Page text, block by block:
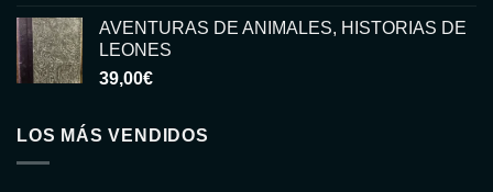
AVENTURAS DE ANIMALES, HISTORIAS DE
LEONES
39,00€
LOS MÁS VENDIDOS